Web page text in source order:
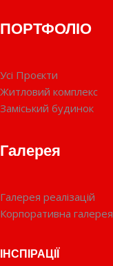
ПОРТФОЛІО
Усі Проєкти
Житловий комплекс
Заміський будинок
Галерея
Галерея реалізацій
Корпоративна галерея
ІНСПІРАЦІЇ